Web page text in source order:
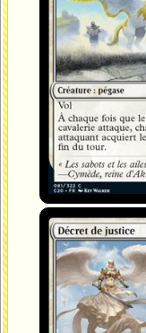
Décret de justice